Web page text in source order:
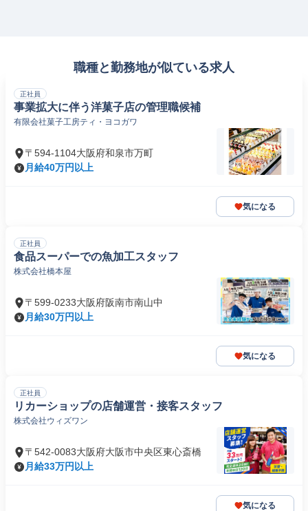
職種と勤務地が似ている求人
正社員
事業拡大に伴う洋菓子店の管理職候補
有限会社菓子工房ティ・ヨコガワ
〒594-1104大阪府和泉市万町
月給40万円以上
気になる
正社員
食品スーパーでの魚加工スタッフ
株式会社橋本屋
〒599-0233大阪府阪南市南山中
月給30万円以上
気になる
正社員
リカーショップの店舗運営・接客スタッフ
株式会社ウィズワン
〒542-0083大阪府大阪市中央区東心斎橋
月給33万円以上
気になる